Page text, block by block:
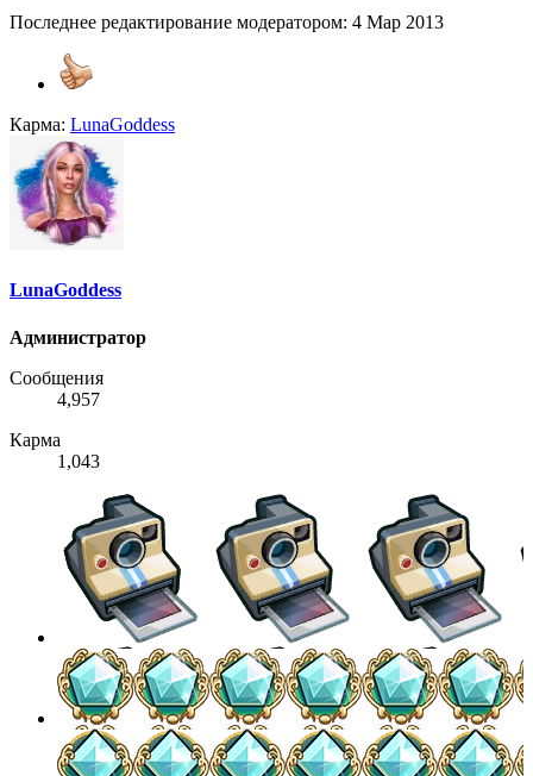
Последнее редактирование модератором: 4 Мар 2013
Карма: LunaGoddess
LunaGoddess
Администратор
Сообщения
4,957
Карма
1,043